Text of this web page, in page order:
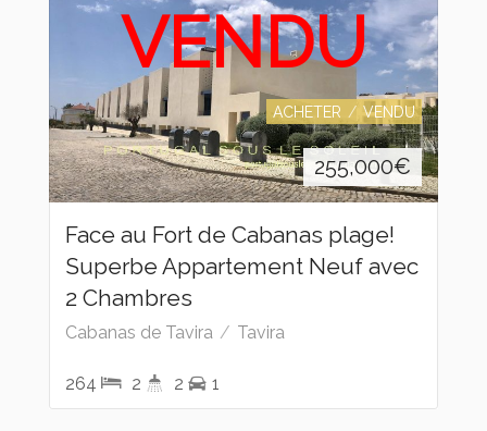
VENDU
ACHETER VENDU
255,000€
Face au Fort de Cabanas plage!
Superbe Appartement Neuf avec
2 Chambres
Cabanas de Tavira Tavira
264 2 2 1